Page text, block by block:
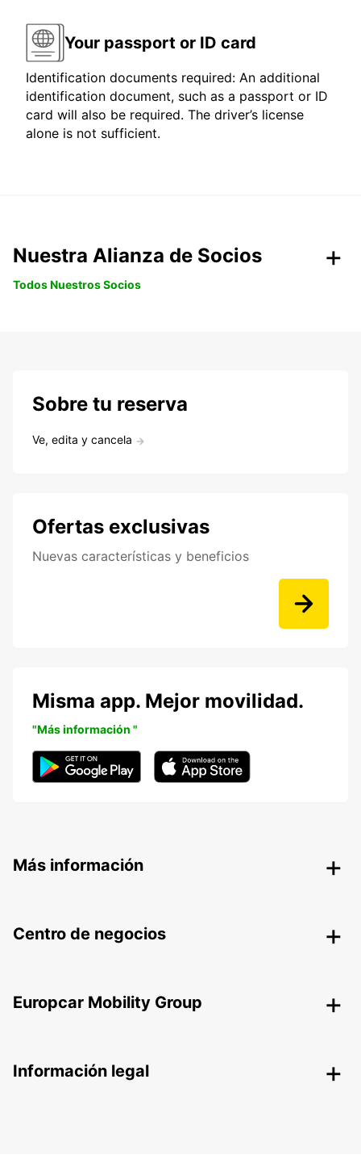
Your passport or ID card
Identification documents required: An additional
identification document, such as a passport or ID
card will also be required. The driver’s license
alone is not sufficient.
Nuestra Alianza de Socios
Todos Nuestros Socios
Sobre tu reserva
Ve, edita y cancela
Ofertas exclusivas
Nuevas características y beneficios
Misma app. Mejor movilidad.
"Más información "
Más información
Centro de negocios
Europcar Mobility Group
Información legal